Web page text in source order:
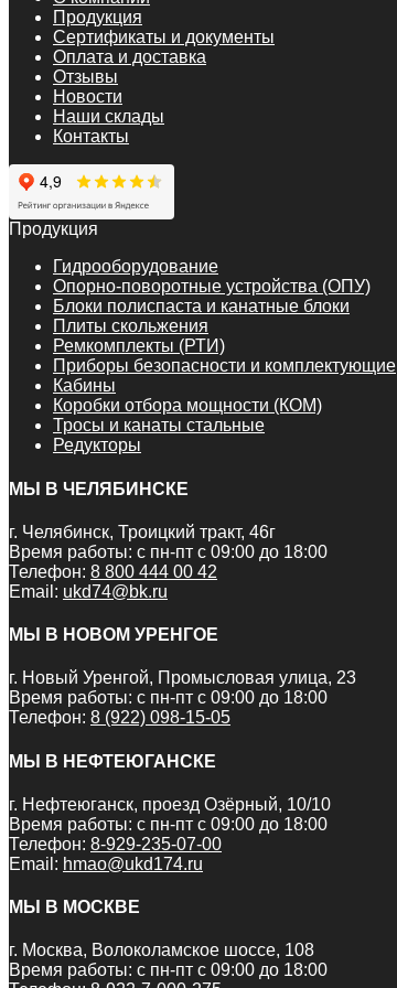
Продукция
Сертификаты и документы
Оплата и доставка
Отзывы
Новости
Наши склады
Контакты
Продукция
Гидрооборудование
Опорно-поворотные устройства (ОПУ)
Блоки полиспаста и канатные блоки
Плиты скольжения
Ремкомплекты (РТИ)
Приборы безопасности и комплектующие
Кабины
Коробки отбора мощности (КОМ)
Тросы и канаты стальные
Редукторы
МЫ В ЧЕЛЯБИНСКЕ
г. Челябинск, Троицкий тракт, 46г
Время работы: с пн-пт с 09:00 до 18:00
Телефон: 8 800 444 00 42
Email: ukd74@bk.ru
МЫ В НОВОМ УРЕНГОЕ
г. Новый Уренгой, Промысловая улица, 23
Время работы: с пн-пт с 09:00 до 18:00
Телефон: 8 (922) 098-15-05
МЫ В НЕФТЕЮГАНСКЕ
г. Нефтеюганск, проезд Озёрный, 10/10
Время работы: с пн-пт с 09:00 до 18:00
Телефон: 8-929-235-07-00
Email: hmao@ukd174.ru
МЫ В МОСКВЕ
г. Москва, Волоколамское шоссе, 108
Время работы: с пн-пт с 09:00 до 18:00